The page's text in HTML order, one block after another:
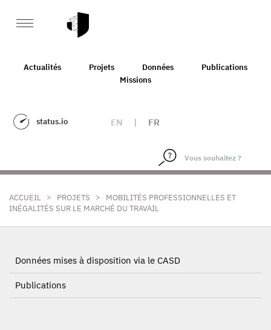
Actualités Projets Données
Publications
Missions
status.io EN | FR
ACCUEIL > PROJETS >
MOBILITÉS PROFESSIONNELLES ET
INÉGALITÉS SUR LE MARCHÉ DU TRAVAIL
Données mises à disposition via le CASD
Publications